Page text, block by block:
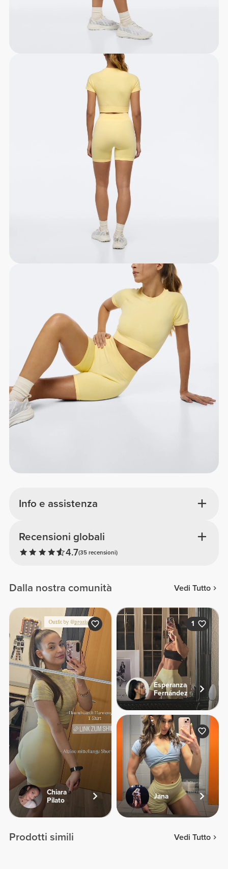
Info e assistenza
Recensioni globali
4.7(35 recensioni)
Dalla nostra comunità Vedi Tutto
Chiara
Pilato
1
Esperanza
Fernández
Jana
Prodotti simili Vedi Tutto